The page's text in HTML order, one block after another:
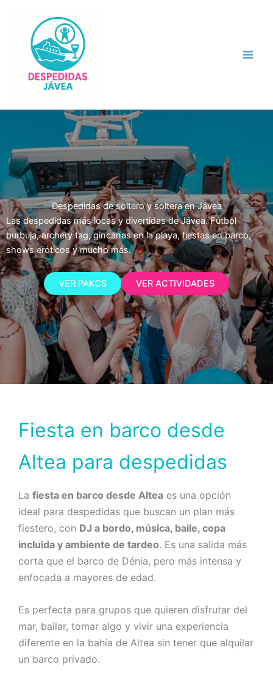
contenido
Despedidas de soltero y soltera en Jávea
Las despedidas más locas y divertidas de Jávea. Fútbol
burbuja, archery tag, gincanas en la playa, fiestas en barco,
shows eróticos y mucho más.
VER PAKCS VER ACTIVIDADES
Fiesta en barco desde
Altea para despedidas
La fiesta en barco desde Altea es una opción
ideal para despedidas que buscan un plan más
fiestero, con DJ a bordo, música, baile, copa
incluida y ambiente de tardeo. Es una salida más
corta que el barco de Dénia, pero más intensa y
enfocada a mayores de edad.
Es perfecta para grupos que quieren disfrutar del
mar, bailar, tomar algo y vivir una experiencia
diferente en la bahía de Altea sin tener que alquilar
un barco privado.